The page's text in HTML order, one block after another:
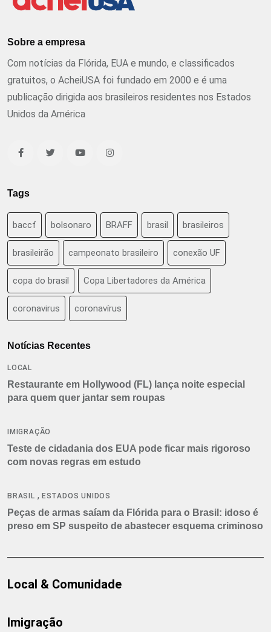
Sobre a empresa
Com notícias da Flórida, EUA e mundo, e classificados
gratuitos, o AcheiUSA foi fundado em 2000 e é uma
publicação dirigida aos brasileiros residentes nos Estados
Unidos da América
Tags
baccf bolsonaro BRAFF brasil brasileiros
brasileirão campeonato brasileiro conexão UF
copa do brasil Copa Libertadores da América
coronavirus coronavírus
Notícias Recentes
LOCAL
Restaurante em Hollywood (FL) lança noite especial
para quem quer jantar sem roupas
IMIGRAÇÃO
Teste de cidadania dos EUA pode ficar mais rigoroso
com novas regras em estudo
BRASIL , ESTADOS UNIDOS
Peças de armas saíam da Flórida para o Brasil: idoso é
preso em SP suspeito de abastecer esquema criminoso
Local & Comunidade
Imigração